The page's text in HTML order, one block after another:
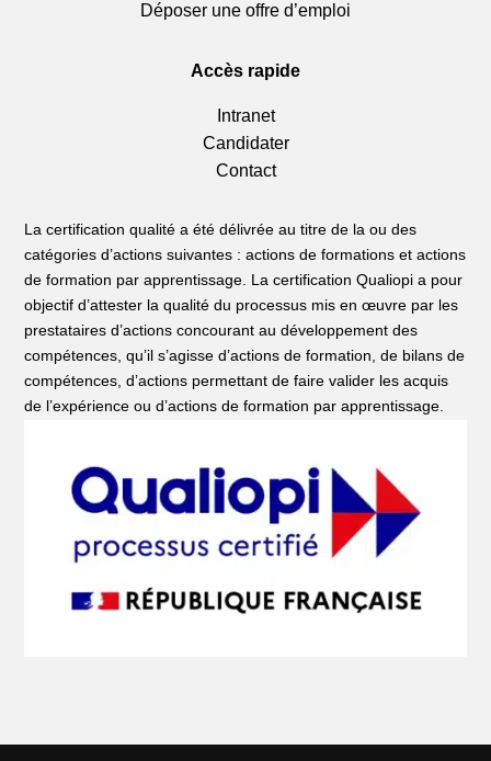
Déposer une offre d’emploi
Accès rapide
Intranet
Candidater
Contact
La certification qualité a été délivrée au titre de la ou des
catégories d’actions suivantes : actions de formations et actions
de formation par apprentissage. La certification Qualiopi a pour
objectif d’attester la qualité du processus mis en œuvre par les
prestataires d’actions concourant au développement des
compétences, qu’il s’agisse d’actions de formation, de bilans de
compétences, d’actions permettant de faire valider les acquis
de l’expérience ou d’actions de formation par apprentissage.